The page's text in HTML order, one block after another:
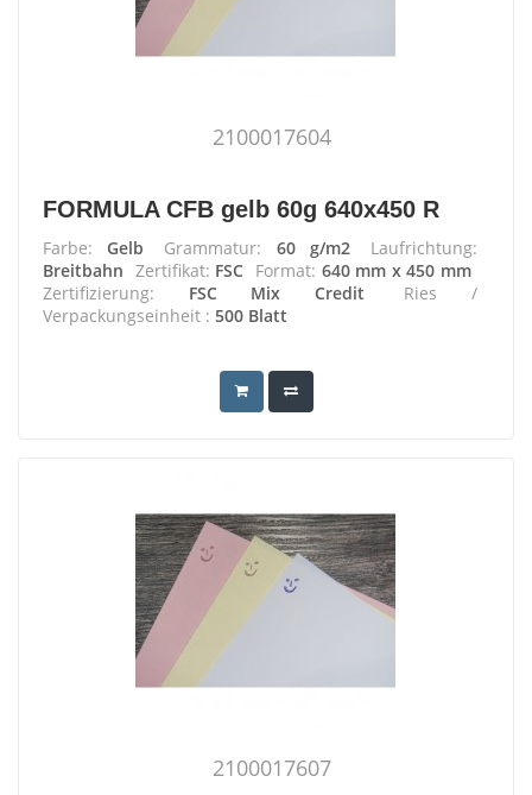
2100017604
FORMULA CFB gelb 60g 640x450 R
Farbe: Gelb Grammatur: 60 g/m2
Laufrichtung:
Breitbahn Zertifikat: FSC Format: 640 mm x 450 mm
Zertifizierung: FSC Mix Credit
Ries /
Verpackungseinheit : 500 Blatt
2100017607